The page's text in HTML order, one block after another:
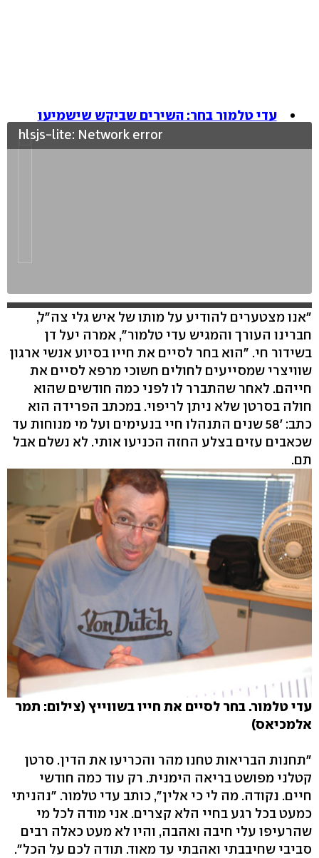
עדי טלמור בחר: השירים שביקש שישמיעו
hlsjs-lite: Network error
"אנו מצטערים להודיע על מותו של איש גלי צה"ל,
חברינו העורך והמגיש עדי טלמור", אמרה יעל דן
בשידור חי. "הוא בחר לסיים את חייו בסיוע אנשי ארגון
שוויצרי שמסייעים לחולים חשוכי מרפא לסיים את
חייהם. לאחר שהתברר לו לפני כמה חודשים שהוא
חולה בסרטן שלא ניתן לריפוי. במכתב הפרידה הוא
כתב: '58 שנים התנהלו חיי בנעימים ועל מי מנוחות עד
שכאבים עזים בצלע החזה הכניעו אותי. לא נשלם אבל
תם.
עדי טלמור. בחר לסיים את חייו בשווייץ (צילום: תמר
אלמכיאס)
"תחנות הבריאות טחנו מהר והכריעו את הדין. סרטן
קטלני מפושט בריאה הימנית. רק עוד כמה חודשי
חיים. נקודה. מה לי כי אלין", כותב עדי טלמור. "נהניתי
כמעט בכל רגע בחיי הלא קצרים. אני מודה לכל מי
שהרעיפו עלי חיבה ואהבה, והיו לא מעט כאלה רבים
סביבי שחיבבתי ואהבתי עד מאוד. תודה לכם על הכל".